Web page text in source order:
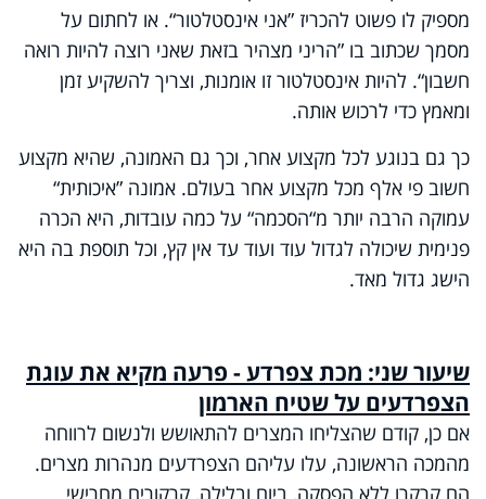
מספיק לו פשוט להכריז ”אני אינסטלטור“. או לחתום על
מסמך שכתוב בו ”הריני מצהיר בזאת שאני רוצה להיות רואה
חשבון“. להיות אינסטלטור זו אומנות, וצריך להשקיע זמן
ומאמץ כדי לרכוש אותה.
כך גם בנוגע לכל מקצוע אחר, וכך גם האמונה, שהיא מקצוע
חשוב פי אלף מכל מקצוע אחר בעולם. אמונה ”איכותית“
עמוקה הרבה יותר מ“הסכמה“ על כמה עובדות, היא הכרה
פנימית שיכולה לגדול עוד ועוד עד אין קץ, וכל תוספת בה היא
הישג גדול מאד.
שיעור שני: מכת צפרדע - פרעה מקיא את עוגת
הצפרדעים על שטיח הארמון
אם כן, קודם שהצליחו המצרים להתאושש ולנשום לרווחה
מהמכה הראשונה, עלו עליהם הצפרדעים מנהרות מצרים.